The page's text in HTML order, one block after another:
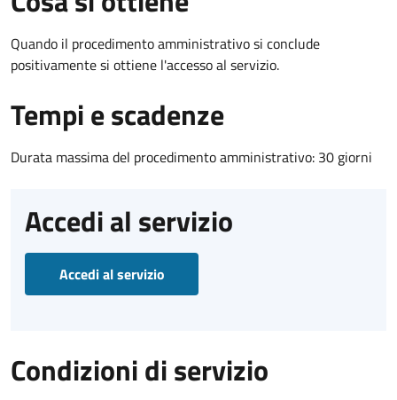
Quando il procedimento amministrativo si conclude
positivamente si ottiene l'accesso al servizio.
Tempi e scadenze
Durata massima del procedimento amministrativo: 30 giorni
Accedi al servizio
Accedi al servizio
Condizioni di servizio